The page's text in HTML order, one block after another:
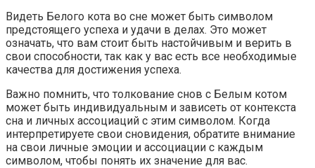
Видеть Белого кота во сне может быть символом
предстоящего успеха и удачи в делах. Это может
означать, что вам стоит быть настойчивым и верить в
свои способности, так как у вас есть все необходимые
качества для достижения успеха.
Важно помнить, что толкование снов с Белым котом
может быть индивидуальным и зависеть от контекста
сна и личных ассоциаций с этим символом. Когда
интерпретируете свои сновидения, обратите внимание
на свои личные эмоции и ассоциации с каждым
символом, чтобы понять их значение для вас.